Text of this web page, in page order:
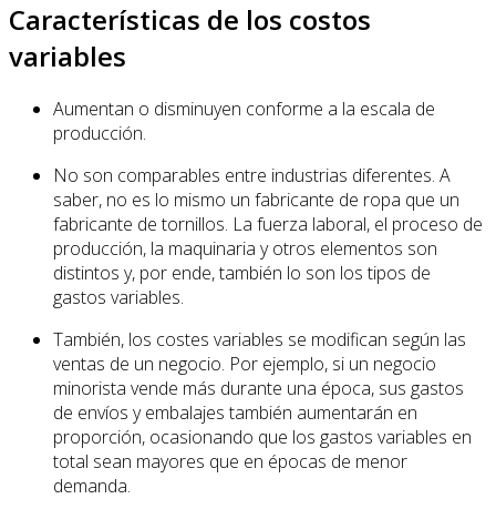
Características de los costos
variables
Aumentan o disminuyen conforme a la escala de
producción.
No son comparables entre industrias diferentes. A
saber, no es lo mismo un fabricante de ropa que un
fabricante de tornillos. La fuerza laboral, el proceso de
producción, la maquinaria y otros elementos son
distintos y, por ende, también lo son los tipos de
gastos variables.
También, los costes variables se modifican según las
ventas de un negocio. Por ejemplo, si un negocio
minorista vende más durante una época, sus gastos
de envíos y embalajes también aumentarán en
proporción, ocasionando que los gastos variables en
total sean mayores que en épocas de menor
demanda.